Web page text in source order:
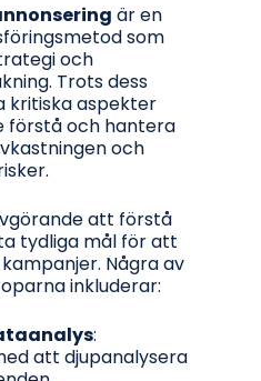
är en
som
och
Trots dess
kritiska aspekter
förstå och hantera
och
att förstå
tydliga mål för att
Några av
inkluderar:
:
att djupanalysera